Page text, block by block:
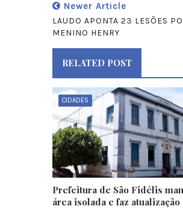
Newer Article
LAUDO APONTA 23 LESÕES
MENINO HENRY
RELATED POST
CIDADES
Prefeitura de São Fidélis
área isolada e faz atualização